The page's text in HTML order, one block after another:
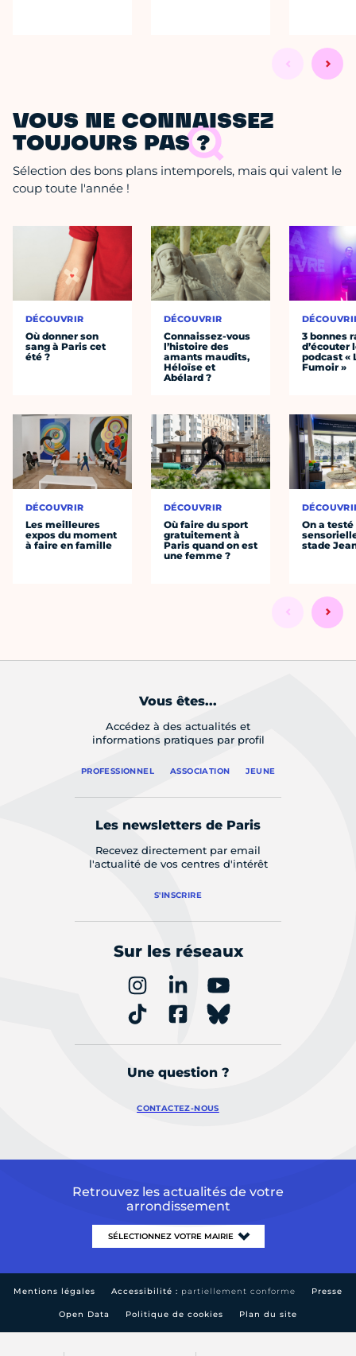
VOUS NE CONNAISSEZ
TOUJOURS PAS ?
Sélection des bons plans intemporels, mais qui valent le
coup toute l'année !
DÉCOUVRIR
Où donner son
sang à Paris cet
été ?
DÉCOUVRIR
Les meilleures
expos du moment
à faire en famille
DÉCOUVRIR
Connaissez-vous
l’histoire des
amants maudits,
Héloïse et
Abélard ?
DÉCOUVRIR
Où faire du sport
gratuitement à
Paris quand on est
une femme ?
3 bonnes
d’écouter
podcast «
Fumoir »
On a
stade
Vous êtes...
Accédez à des actualités et
informations pratiques par profil
PROFESSIONNEL ASSOCIATION JEUNE
Les newsletters de Paris
Recevez directement par email
l'actualité de vos centres d'intérêt
S'INSCRIRE
Sur les réseaux
Une question ?
CONTACTEZ-NOUS
Retrouvez les actualités de votre
arrondissement
Mentions légales Accessibilité : partiellement conforme Presse
Open Data Politique de cookies Plan du site